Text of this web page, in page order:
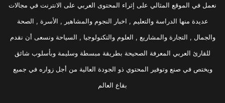
نعمل في الموقع المثالي على إثراء المحتوى العربي على الانترنت في مجالات
عديدة منها الدراسة والتعليم , اخبار النجوم والمشاهير , الأسرة , الصحة
والجمال , التجارة والمشاريع , العلوم والتكنولوجيا , السياحة ونسعى أن نقدم
للقارئ العربي المعرفة الصحيحة بطريقة مبسطة وسليمة وبأسلوب شائق
ويختص في صنع وتوفير المحتوي ذو الجودة العالية من أجل زواره في جميع
بقاع العالم